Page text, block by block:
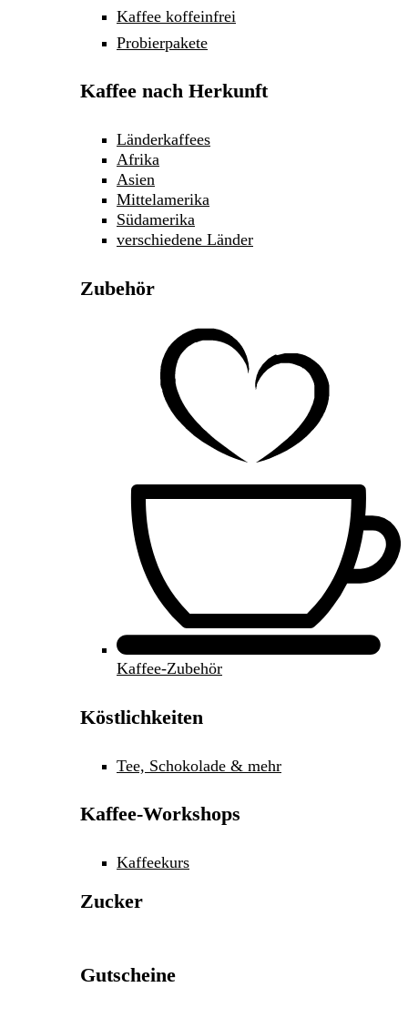
Kaffee koffeinfrei
Probierpakete
Kaffee nach Herkunft
Länderkaffees
Afrika
Asien
Mittelamerika
Südamerika
verschiedene Länder
Zubehör
Kaffee-Zubehör
Köstlichkeiten
Tee, Schokolade & mehr
Kaffee-Workshops
Kaffeekurs
Zucker
Gutscheine